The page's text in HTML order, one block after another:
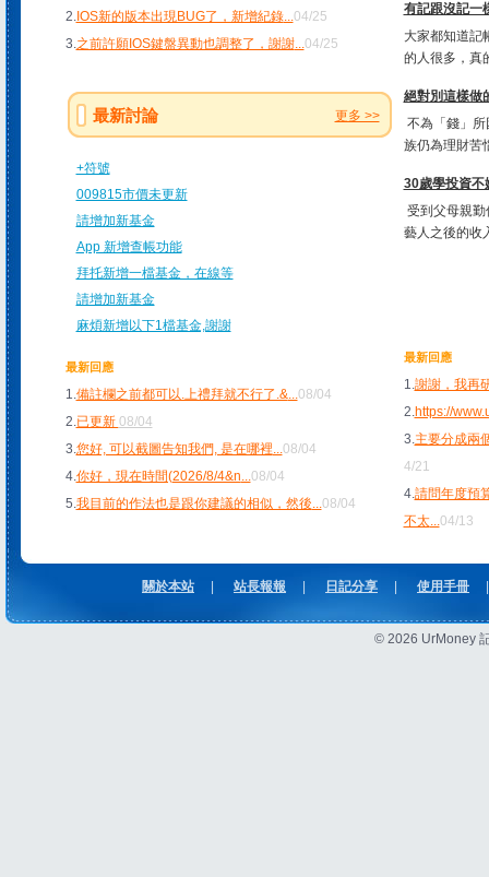
2.IOS新的版本出現BUG了，新增紀錄...04/25
3.之前許願IOS鍵盤異動也調整了，謝謝...04/25
最新討論 更多 >>
+符號
009815市價未更新
請增加新基金
App 新增查帳功能
拜托新增一檔基金，在線等
請增加新基金
麻煩新增以下1檔基金,謝謝
最新回應
1.備註欄之前都可以.上禮拜就不行了.&...08/04
2.已更新 08/04
3.您好, 可以截圖告知我們, 是在哪裡...08/04
4.你好，現在時間(2026/8/4&n...08/04
5.我目前的作法也是跟你建議的相似，然後...08/04
有記跟沒記一
大家都知道記
的人很多，真
絕對別這樣做
不為「錢」
族仍為理財苦
30歲學投資不
受到父母親
藝人之後的收
最新回應
1.謝謝，我再
2.https://
3.主要分成兩
4/21
4.請問年度預
不太...04/13
關於本站 站長報報 日記分享 使用手冊
© 2026 UrMoney